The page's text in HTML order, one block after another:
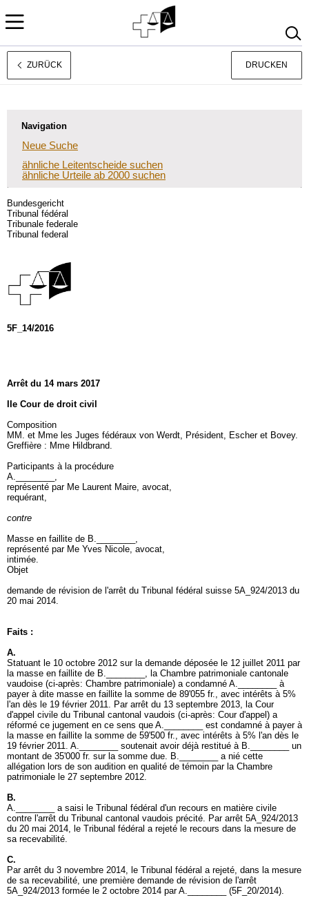
Français
ZURÜCK DRUCKEN
Navigation
Neue Suche
ähnliche Leitentscheide suchen
ähnliche Urteile ab 2000 suchen
Bundesgericht
Tribunal fédéral
Tribunale federale
Tribunal federal
5F_14/2016
Arrêt du 14 mars 2017
IIe Cour de droit civil
Composition
MM. et Mme les Juges fédéraux von Werdt, Président, Escher et Bovey.
Greffière : Mme Hildbrand.
Participants à la procédure
A.________,
représenté par Me Laurent Maire, avocat,
requérant,
contre
Masse en faillite de B.________,
représenté par Me Yves Nicole, avocat,
intimée.
Objet
demande de révision de l'arrêt du Tribunal fédéral suisse 5A_924/2013 du
20 mai 2014.
Faits :
A.
Statuant le 10 octobre 2012 sur la demande déposée le 12 juillet 2011 par
la masse en faillite de B.________, la Chambre patrimoniale cantonale
vaudoise (ci-après: Chambre patrimoniale) a condamné A.________ à
payer à dite masse en faillite la somme de 89'055 fr., avec intérêts à 5%
l'an dès le 19 février 2011. Par arrêt du 13 septembre 2013, la Cour
d'appel civile du Tribunal cantonal vaudois (ci-après: Cour d'appel) a
réformé ce jugement en ce sens que A.________ est condamné à payer à
la masse en faillite la somme de 59'500 fr., avec intérêts à 5% l'an dès le
19 février 2011. A.________ soutenait avoir déjà restitué à B.________ un
montant de 35'000 fr. sur la somme due. B.________ a nié cette
allégation lors de son audition en qualité de témoin par la Chambre
patrimoniale le 27 septembre 2012.
B.
A.________ a saisi le Tribunal fédéral d'un recours en matière civile
contre l'arrêt du Tribunal cantonal vaudois précité. Par arrêt 5A_924/2013
du 20 mai 2014, le Tribunal fédéral a rejeté le recours dans la mesure de
sa recevabilité.
C.
Par arrêt du 3 novembre 2014, le Tribunal fédéral a rejeté, dans la mesure
de sa recevabilité, une première demande de révision de l'arrêt
5A_924/2013 formée le 2 octobre 2014 par A.________ (5F_20/2014).